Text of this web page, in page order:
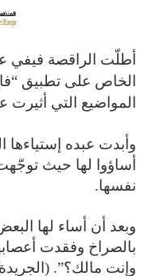
إ
ل
ن
أطلّت الراقصة فيفي
الخاص على تطبيق
المواضيع التي أثيرت
وأبدت عبده إستياءها
أساؤوا لها حيث
نفسها.
وبعد أن أساء لها
بالصراخ وفقدت
وإنت مالك؟”.